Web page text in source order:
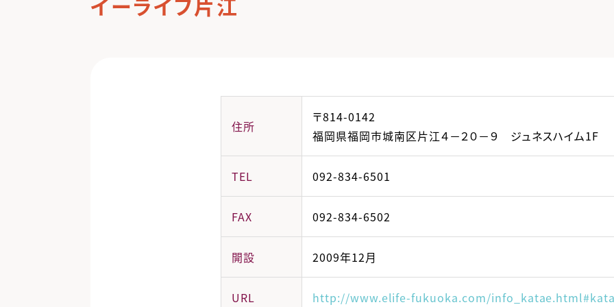
住所
〒814-0142
福岡県福岡市城南区片江４－２０－９ ジュネスハイム1F
TEL 092-834-6501
FAX 092-834-6502
開設 2009年12月
URL http://www.elife-fukuoka.com/